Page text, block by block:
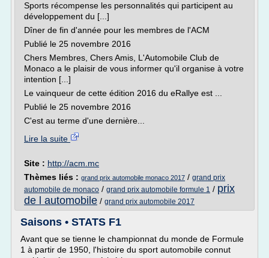
Sports récompense les personnalités qui participent au
développement du [...]
Dîner de fin d'année pour les membres de l'ACM
Publié le 25 novembre 2016
Chers Membres, Chers Amis, L'Automobile Club de
Monaco a le plaisir de vous informer qu'il organise à votre
intention [...]
Le vainqueur de cette édition 2016 du eRallye est ...
Publié le 25 novembre 2016
C'est au terme d'une dernière...
Lire la suite
Site : http://acm.mc
Thèmes liés : grand prix automobile monaco 2017 / grand prix
automobile de monaco / grand prix automobile formule 1 / prix
de l automobile / grand prix automobile 2017
Saisons • STATS F1
Avant que se tienne le championnat du monde de Formule
1 à partir de 1950, l'histoire du sport automobile connut